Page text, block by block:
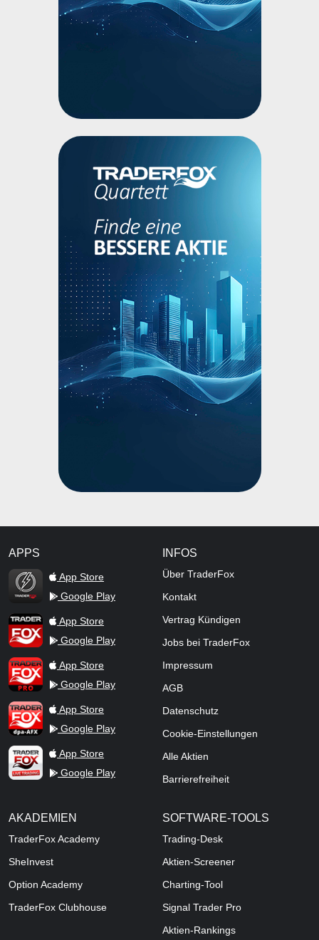
APPS
TraderFox Flash
App Store
Google Play
TraderFox AppApp Store
Google Play
TraderFox ProApp Store
Google Play
TraderFox dpa-AFX ProFeed
App Store
Google Play
TraderFox Live Trading
App Store
Google Play
INFOS
Über TraderFox
Kontakt
Vertrag Kündigen
Jobs bei TraderFox
Impressum
AGB
Datenschutz
Cookie-Einstellungen
Alle Aktien
Barrierefreiheit
AKADEMIEN
TraderFox Academy
SheInvest
Option Academy
TraderFox Clubhouse
SOFTWARE-TOOLS
Trading-Desk
Aktien-Screener
Charting-Tool
Signal Trader Pro
Aktien-Rankings